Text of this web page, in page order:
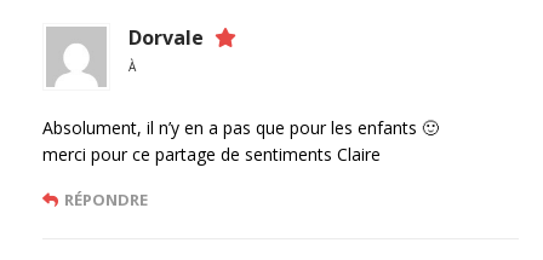
Dorvale
À
Absolument, il n’y en a pas que pour les enfants 🙂
merci pour ce partage de sentiments Claire
RÉPONDRE